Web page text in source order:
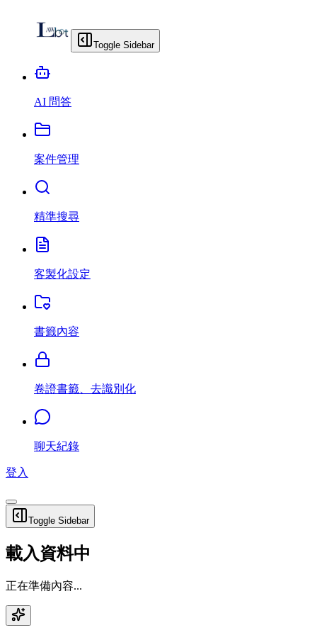
Toggle Sidebar
AI 問答
案件管理
精準搜尋
客製化設定
書籤內容
卷證書籤、去識別化
聊天紀錄
登入
Toggle Sidebar
載入資料中
正在準備內容...